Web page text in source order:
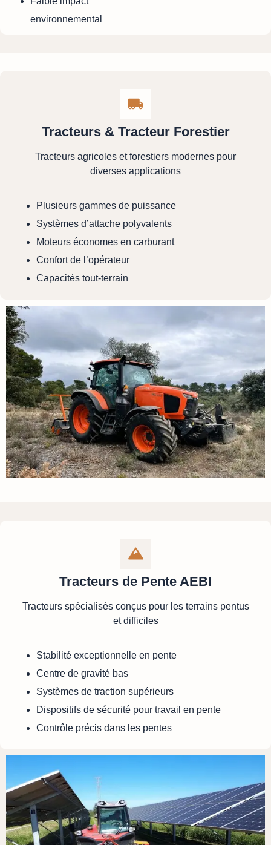
environnemental
Tracteurs & Tracteur Forestier
Tracteurs agricoles et forestiers modernes pour
diverses applications
Plusieurs gammes de puissance
Systèmes d’attache polyvalents
Moteurs économes en carburant
Confort de l’opérateur
Capacités tout-terrain
Tracteurs de Pente AEBI
Tracteurs spécialisés conçus pour les terrains pentus
et difficiles
Stabilité exceptionnelle en pente
Centre de gravité bas
Systèmes de traction supérieurs
Dispositifs de sécurité pour travail en pente
Contrôle précis dans les pentes